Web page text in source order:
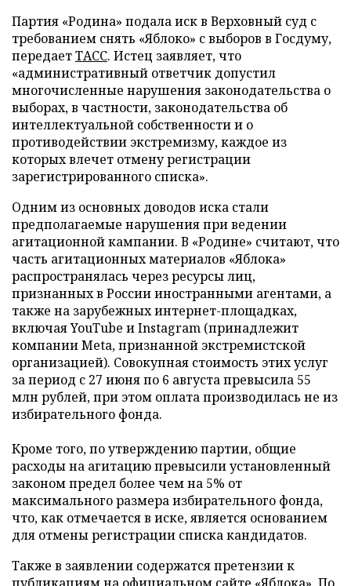
Партия «Родина» подала иск в Верховный суд с
требованием снять «Яблоко» с выборов в Госдуму,
передаетТАСС. Истец заявляет, что
«административный ответчик допустил
многочисленные нарушения законодательства о
выборах, в частности, законодательства об
интеллектуальной собственности и о
противодействии экстремизму, каждое из
которых влечет отмену регистрации
зарегистрированного списка».
Одним из основных доводов иска стали
предполагаемые нарушения при ведении
агитационной кампании. В «Родине» считают, что
часть агитационных материалов «Яблока»
распространялась через ресурсы лиц,
признанных в России иностранными агентами, а
также на зарубежных интернет-площадках,
включая YouTube и Instagram (принадлежит
компании Meta, признанной экстремистской
организацией). Совокупная стоимость этих услуг
за период с 27 июня по 6 августа превысила 55
млн рублей, при этом оплата производилась не из
избирательного фонда.
Кроме того, по утверждению партии, общие
расходы на агитацию превысили установленный
законом предел более чем на 5% от
максимального размера избирательного фонда,
что, как отмечается в иске, является основанием
для отмены регистрации списка кандидатов.
Также в заявлении содержатся претензии к